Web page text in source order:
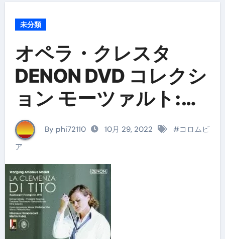
未分類
オペラ・クレスタ
DENON DVD コレクシ
ョン モーツァルト:歌
劇《皇帝ティートの慈
悲》ザルツブルク音楽
祭2003年
By phi72110 10月 29, 2022 #コロムビ
ア